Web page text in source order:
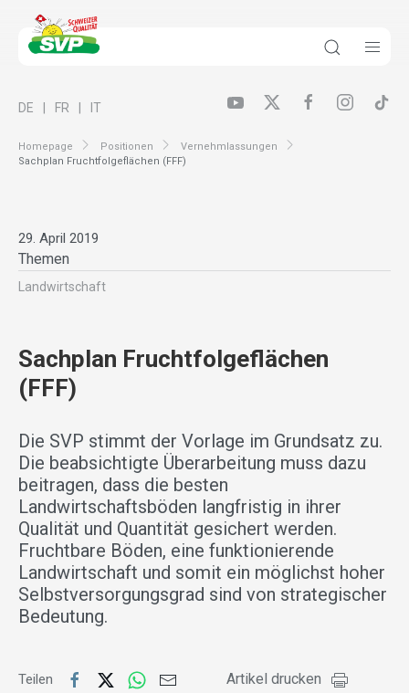
Homepage Positionen
Vernehmlassungen
Sachplan Fruchtfolgeflächen (FFF)
DE FR IT
29. April 2019
Themen
Landwirt­schaft
Sachplan Fruchtfolgeflächen
(FFF)
Die SVP stimmt der Vorlage im Grundsatz zu.
Die beabsichtigte Überarbeitung muss dazu
beitragen, dass die besten
Landwirtschaftsböden langfristig in ihrer
Qualität und Quantität gesichert werden.
Fruchtbare Böden, eine funktionierende
Landwirtschaft und somit ein möglichst hoher
Selbstversorgungsgrad sind von strategischer
Bedeutung.
Teilen Artikel drucken